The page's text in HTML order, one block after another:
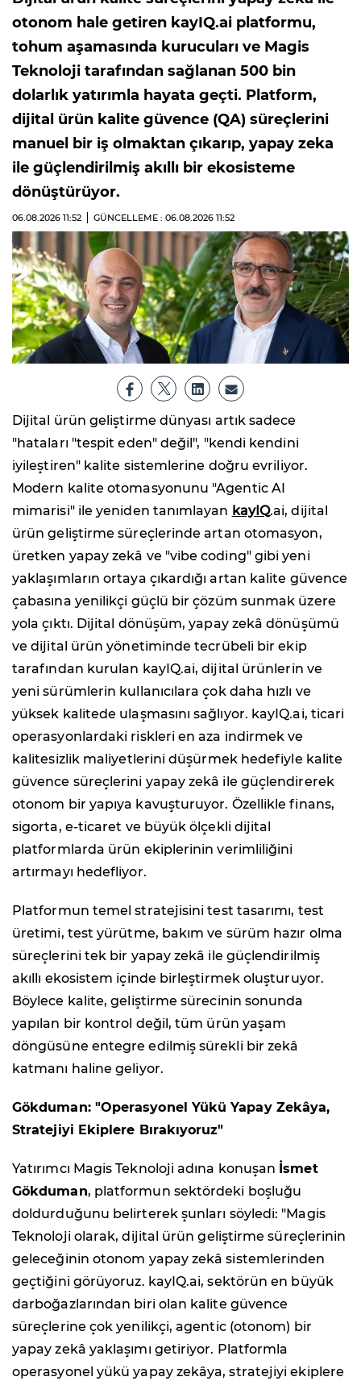
otonom hale getiren kayIQ.ai platformu,
tohum aşamasında kurucuları ve Magis
Teknoloji tarafından sağlanan 500 bin
dolarlık yatırımla hayata geçti. Platform,
dijital ürün kalite güvence (QA) süreçlerini
manuel bir iş olmaktan çıkarıp, yapay zeka
ile güçlendirilmiş akıllı bir ekosisteme
dönüştürüyor.
06.08.2026 11:52 GÜNCELLEME : 06.08.2026 11:52
Dijital ürün geliştirme dünyası artık sadece
"hataları "tespit eden" değil", "kendi kendini
iyileştiren" kalite sistemlerine doğru evriliyor.
Modern kalite otomasyonunu "Agentic AI
mimarisi" ile yeniden tanımlayan kayIQ.ai, dijital
ürün geliştirme süreçlerinde artan otomasyon,
üretken yapay zekâ ve "vibe coding" gibi yeni
yaklaşımların ortaya çıkardığı artan kalite güvence
çabasına yenilikçi güçlü bir çözüm sunmak üzere
yola çıktı. Dijital dönüşüm, yapay zekâ dönüşümü
ve dijital ürün yönetiminde tecrübeli bir ekip
tarafından kurulan kayIQ.ai, dijital ürünlerin ve
yeni sürümlerin kullanıcılara çok daha hızlı ve
yüksek kalitede ulaşmasını sağlıyor. kayIQ.ai, ticari
operasyonlardaki riskleri en aza indirmek ve
kalitesizlik maliyetlerini düşürmek hedefiyle kalite
güvence süreçlerini yapay zekâ ile güçlendirerek
otonom bir yapıya kavuşturuyor. Özellikle finans,
sigorta, e-ticaret ve büyük ölçekli dijital
platformlarda ürün ekiplerinin verimliliğini
artırmayı hedefliyor.
Platformun temel stratejisini test tasarımı, test
üretimi, test yürütme, bakım ve sürüm hazır olma
süreçlerini tek bir yapay zekâ ile güçlendirilmiş
akıllı ekosistem içinde birleştirmek oluşturuyor.
Böylece kalite, geliştirme sürecinin sonunda
yapılan bir kontrol değil, tüm ürün yaşam
döngüsüne entegre edilmiş sürekli bir zekâ
katmanı haline geliyor.
Gökduman: "Operasyonel Yükü Yapay Zekâya,
Stratejiyi Ekiplere Bırakıyoruz"
Yatırımcı Magis Teknoloji adına konuşan İsmet
Gökduman, platformun sektördeki boşluğu
doldurduğunu belirterek şunları söyledi: "Magis
Teknoloji olarak, dijital ürün geliştirme süreçlerinin
geleceğinin otonom yapay zekâ sistemlerinden
geçtiğini görüyoruz. kayIQ.ai, sektörün en büyük
darboğazlarından biri olan kalite güvence
süreçlerine çok yenilikçi, agentic (otonom) bir
yapay zekâ yaklaşımı getiriyor. Platformla
operasyonel yükü yapay zekâya, stratejiyi ekiplere